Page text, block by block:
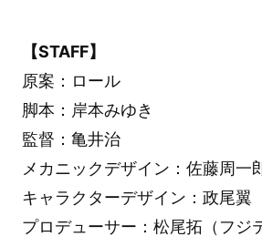
【STAFF】
原案：ロール
脚本：岸本みゆき
監督：亀井治
メカニックデザイン：佐藤周一
キャラクターデザイン：政尾翼
プロデューサー：松尾拓（フジ